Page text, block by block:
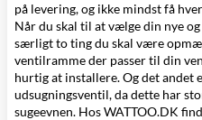
på levering, og ikke mindst få
Når du skal til at vælge din nye
særligt to ting du skal være
ventilrammeder passer til din
hurtig at installere. Og det andet
udsugningsventil, da dette har
sugeevnen. Hos WATTOO.DK